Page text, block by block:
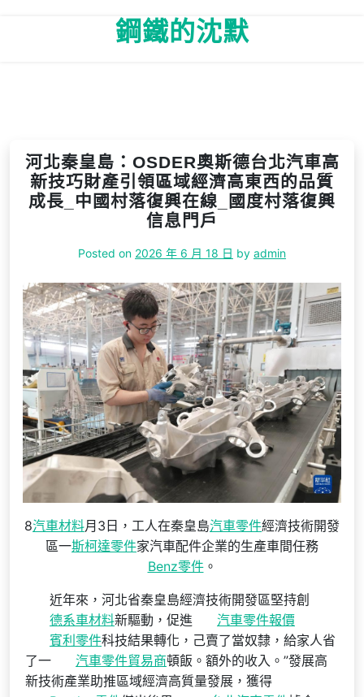
鋼鐵的沈默
河北秦皇島：OSDER奧斯德台北汽車高
新技巧財產引領區域經濟高東西的品質
成長_中國村落復興在線_國度村落復興
信息門戶
Posted on 2026 年 6 月 18 日 by admin
8汽車材料月3日，工人在秦皇島汽車零件經濟技術開發
區一斯柯達零件家汽車配件企業的生產車間任務
Benz零件。
近年來，河北省秦皇島經濟技術開發區堅持創
德系車材料新驅動，促進
汽車零件報價
賓利零件科技結果轉化，己賣了當奴隸，給家人省
了一
汽車零件貿易商頓飯。額外的收入。”發展高
新技術產業助推區域經濟高質量發展，獲得